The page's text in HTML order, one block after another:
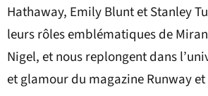
Hathaway, Emily Blunt et Stanley
leurs rôles emblématiques de
Nigel, et nous replongent dans
et glamour du magazine Runway